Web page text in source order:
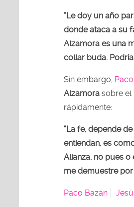
“Le doy un año
donde ataca a su
Alzamora es una
collar buda.
Sin embargo,
Alzamora sobre el
rápidamente:
“La fe, depende
entiendan, es
Alianza, no pues o
me demuestre
Paco Bazán